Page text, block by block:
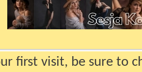
first visit, be sure to